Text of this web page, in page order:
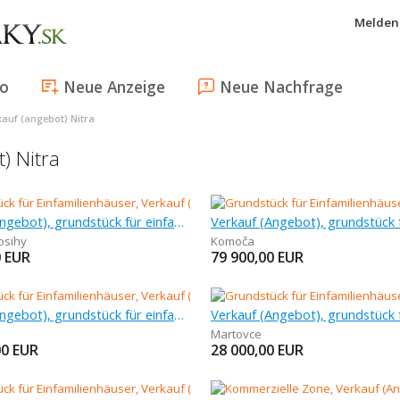
Neue Anzeige Neue Nachfrage
(angebot) Nitra
Nitra
Verkauf (Angebot), grundstück für einfamilienhäuser, 688 m
EUR
Komoča
79 900,00 EUR
Verkauf (Angebot), grundstück für einfamilienhäuser, 1 600 m
EUR
Martovce
28 000,00 EUR